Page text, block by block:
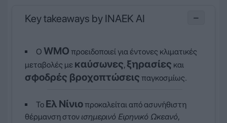
Key takeaways by INAEK AI −
Ο WMO προειδοποιεί για έντονες κλιματικές
μεταβολές με καύσωνες, ξηρασίες και
σφοδρές βροχοπτώσεις παγκοσμίως.
Το Ελ Νίνιοπροκαλείται από ασυνήθιστη
θέρμανση στον ισημερινό Ειρηνικό Ωκεανό,